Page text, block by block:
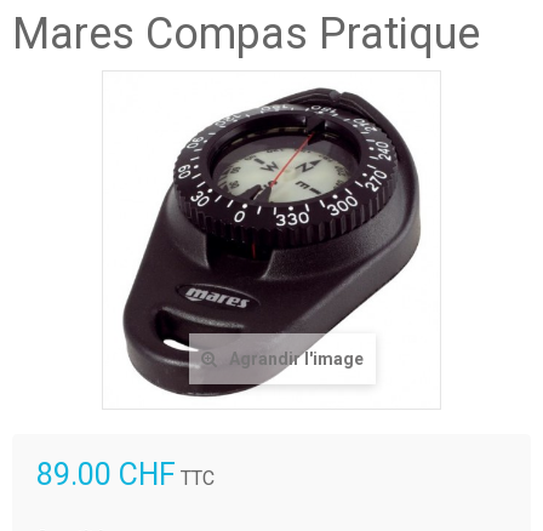
Mares Compas Pratique
Agrandir l'image
89.00 CHF TTC